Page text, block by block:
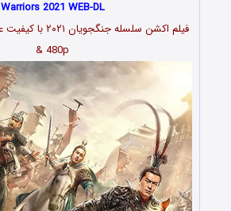
Warriors 2021 WEB-DL
& 480p